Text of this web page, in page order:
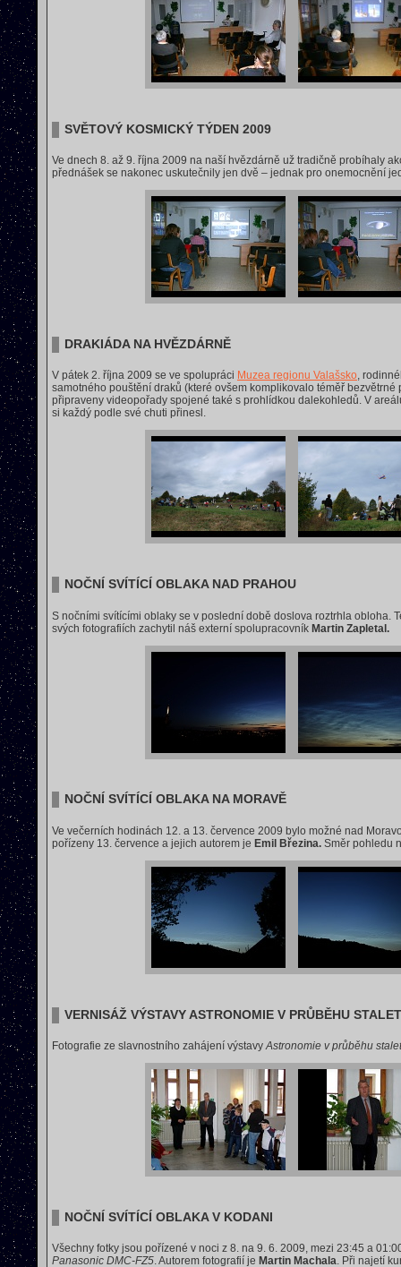
SVĚTOVÝ KOSMICKÝ TÝDEN 2009
Ve dnech 8. až 9. října 2009 na naší hvězdárně už tradičně probíhaly
přednášek se nakonec uskutečnily jen dvě – jednak pro onemocnění
DRAKIÁDA NA HVĚZDÁRNĚ
V pátek 2. října 2009 se ve spolupráci Muzea regionu Valašsko,
samotného pouštění draků (které ovšem komplikovalo téměř
připraveny videopořady spojené také s prohlídkou dalekohledů. V
si každý podle své chuti přinesl.
NOČNÍ SVÍTÍCÍ OBLAKA NAD PRAHOU
S nočními svítícími oblaky se v poslední době doslova roztrhla obloha.
svých fotografiích zachytil náš externí spolupracovník Martin Zapletal.
NOČNÍ SVÍTÍCÍ OBLAKA NA MORAVĚ
Ve večerních hodinách 12. a 13. července 2009 bylo možné nad
pořízeny 13. července a jejich autorem je Emil Březina. Směr pohledu
VERNISÁŽ VÝSTAVY ASTRONOMIE V PRŮBĚHU
Fotografie ze slavnostního zahájení výstavyAstronomie v průběhu
NOČNÍ SVÍTÍCÍ OBLAKA V KODANI
Všechny fotky jsou pořízené v noci z 8. na 9. 6. 2009, mezi 23:45 a
Panasonic DMC-FZ5. Autorem fotografií je Martin Machala. Při najetí